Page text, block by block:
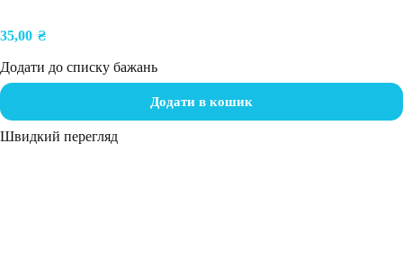
35,00 ₴
Додати до списку бажань
Додати в кошик
Швидкий перегляд